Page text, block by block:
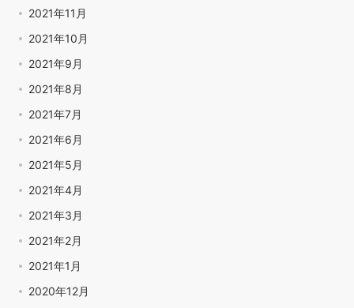
2021年11月
2021年10月
2021年9月
2021年8月
2021年7月
2021年6月
2021年5月
2021年4月
2021年3月
2021年2月
2021年1月
2020年12月